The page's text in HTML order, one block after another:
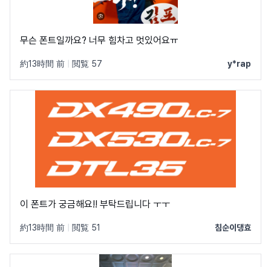
무슨 폰트일까요? 너무 힘차고 멋있어요ㅠ
約13時間 前 閲覧 57 y*rap
이 폰트가 궁금해요!! 부탁드립니다 ㅜㅜ
約13時間 前 閲覧 51 침순이댕효